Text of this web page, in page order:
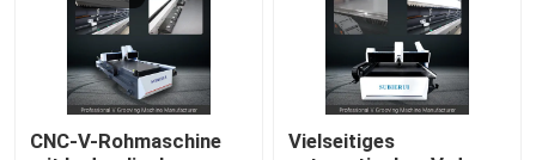
Über uns
Fabrik-Ausflug
CNC-V-Rohmaschine
Vielseitiges